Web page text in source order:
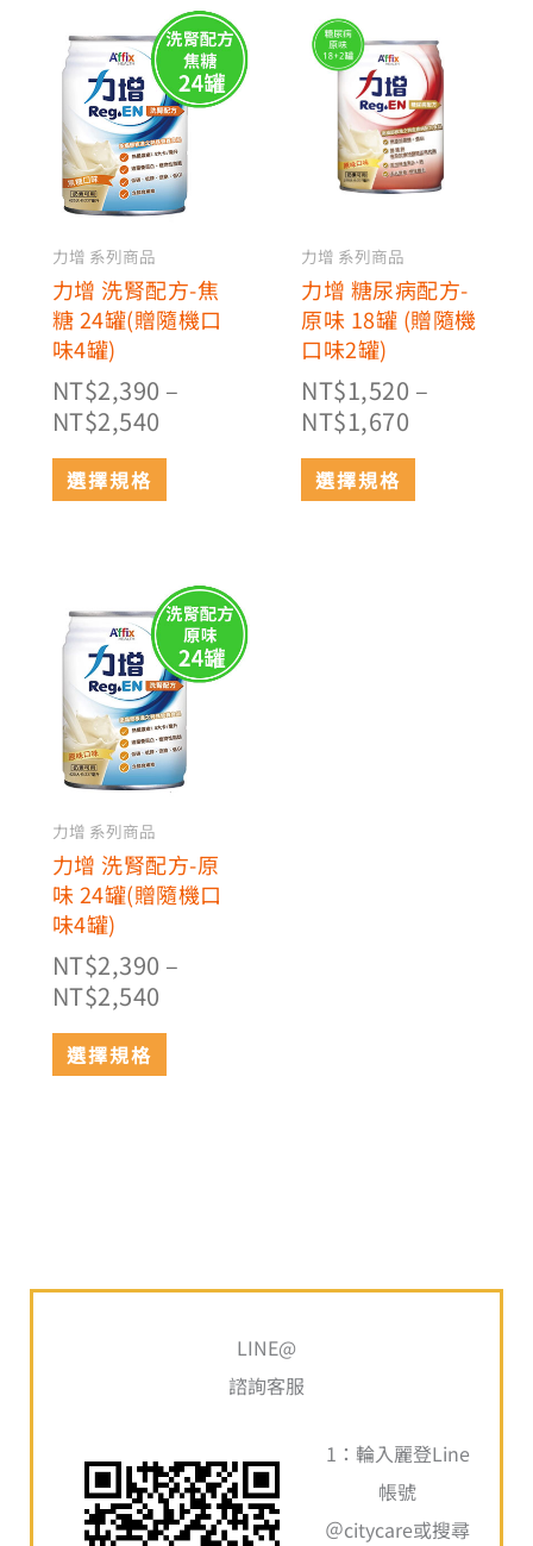
力增 系列商品
力增 洗腎配方-焦
糖 24罐(贈隨機口
味4罐)
NT$2,390 –
NT$2,540
價
格
範
圍：
NT$2,390
到
NT$2,540
選擇規格
此
產
品
有
多
種
款
在
產
擇
選
力增 系列商品
力增 糖尿病配方-
原味 18罐 (贈隨機
口味2罐)
NT$1,520 –
NT$1,670
格
範
圍：
NT$1,520
到
NT$1,670
選擇規格
產
品
有
多
種
款
在
產
擇
選
力增 系列商品
力增 洗腎配方-原
味 24罐(贈隨機口
味4罐)
NT$2,390 –
NT$2,540
價
格
範
圍：
NT$2,390
到
NT$2,540
選擇規格
此
產
品
有
多
種
款
式。
在
產
擇
選
LINE@
諮詢客服
1：輪入麗登Line
帳號
＠citycare或搜尋